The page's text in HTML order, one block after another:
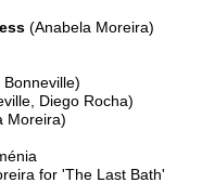
(Anabela Moreira)
Bonneville)
Diego Rocha)
Moreira)
for 'The Last Bath'